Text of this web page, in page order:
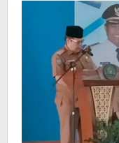
Baru
News